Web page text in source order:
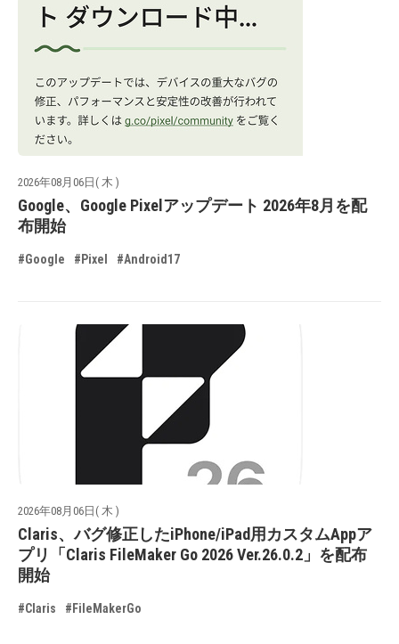
2026年08月06日( 木 )
Google、Google Pixelアップデート 2026年8月を配
布開始
#Google #Pixel #Android17
2026年08月06日( 木 )
Claris、バグ修正したiPhone/iPad用カスタムAppア
プリ「Claris FileMaker Go 2026 Ver.26.0.2」を配布
開始
#Claris #FileMakerGo